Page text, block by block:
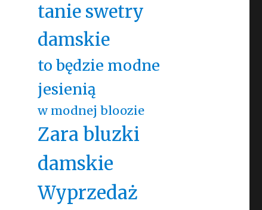
tanie swetry
damskie
to będzie modne
jesienią
w modnej bloozie
Zara bluzki
damskie
Wyprzedaż